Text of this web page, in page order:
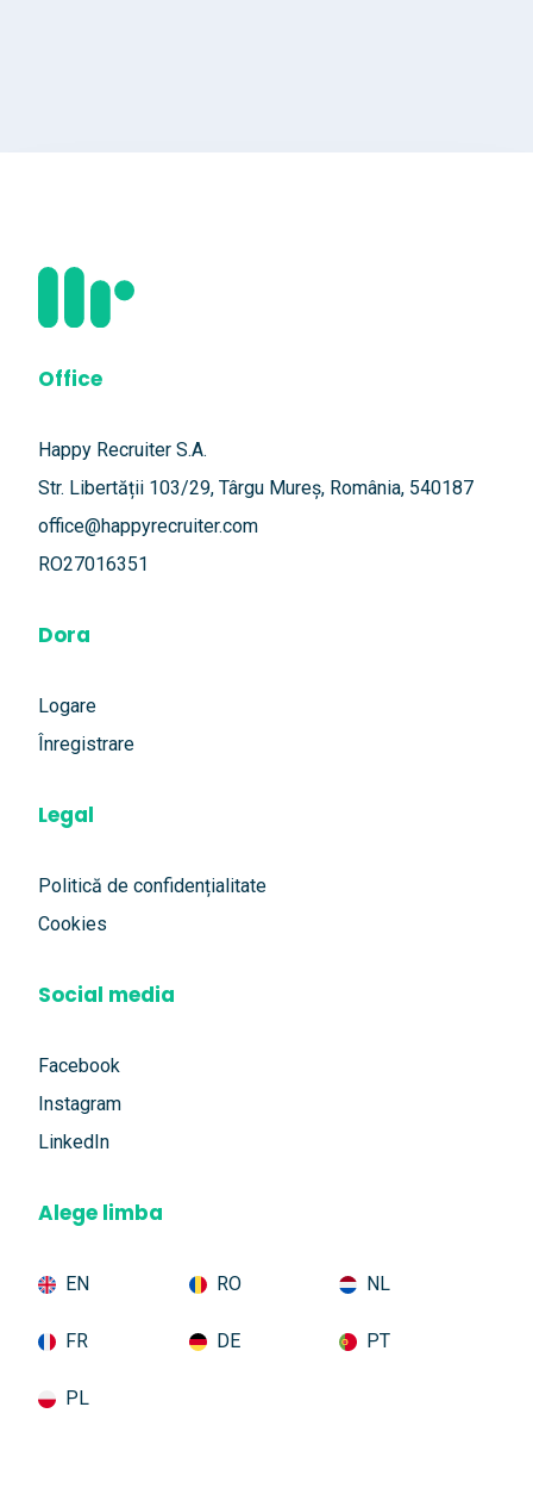
Office
Happy Recruiter S.A.
Str. Libertății 103/29, Târgu Mureș, România, 540187
office@happyrecruiter.com
RO27016351
Dora
Logare
Înregistrare
Legal
Politică de confidențialitate
Cookies
Social media
Facebook
Instagram
LinkedIn
Alege limba
EN RO NL
FR DE PT
PL